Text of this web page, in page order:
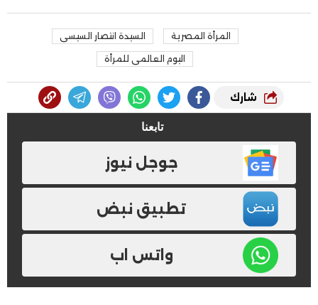
المرأة المصرية السيدة انتصار السيسى
اليوم العالمى للمرأة
شارك
تابعنا
جوجل نيوز
تطبيق نبض
واتس اب